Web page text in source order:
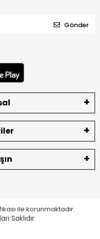
Gönder
ile korunmaktadır.
Saklıdır